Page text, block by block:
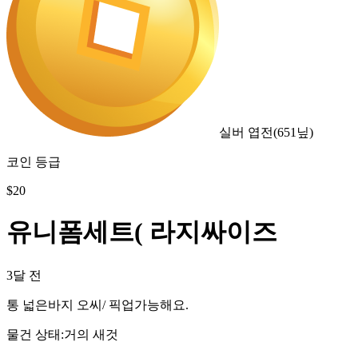
실버 엽전(651 닢)
코인 등급
$20
유니폼세트( 라지싸이즈
3달 전
통 넓은바지 오씨/ 픽업가능해요.
물건 상태 :거의 새것